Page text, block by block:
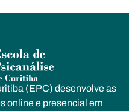
(EPC) desenvolve as
online e presencial em